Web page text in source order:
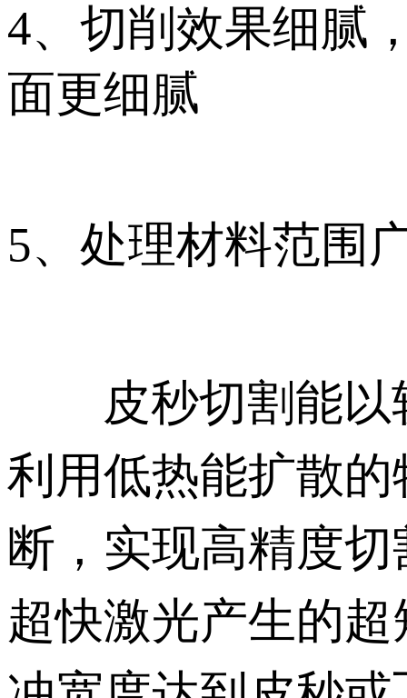
4、切削效果细腻
面更细腻
5、处理材料范围
皮秒切割能以
利用低热能扩散
断，实现高精度
超快激光产生的